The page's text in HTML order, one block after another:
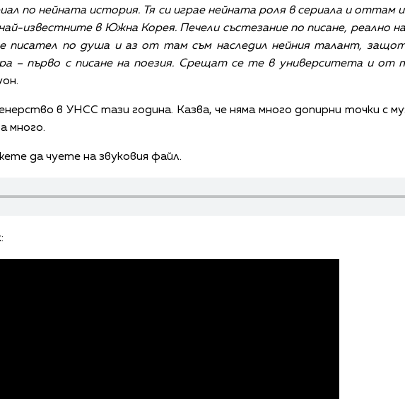
по нейната история. Тя си играе нейната роля в сериала и оттам
известните в Южна Корея. Печели състезание по писане, реално
е писател по душа и аз от там съм наследил нейния талант,
– първо с писане на поезия. Срещат се те в университета и от
в УНСС тази година. Казва, че няма много допирни точки с
много.
да чуете на звуковия файл.